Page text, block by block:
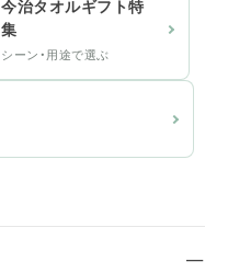
今治タオルギフト特
集
シーン・用途で選ぶ